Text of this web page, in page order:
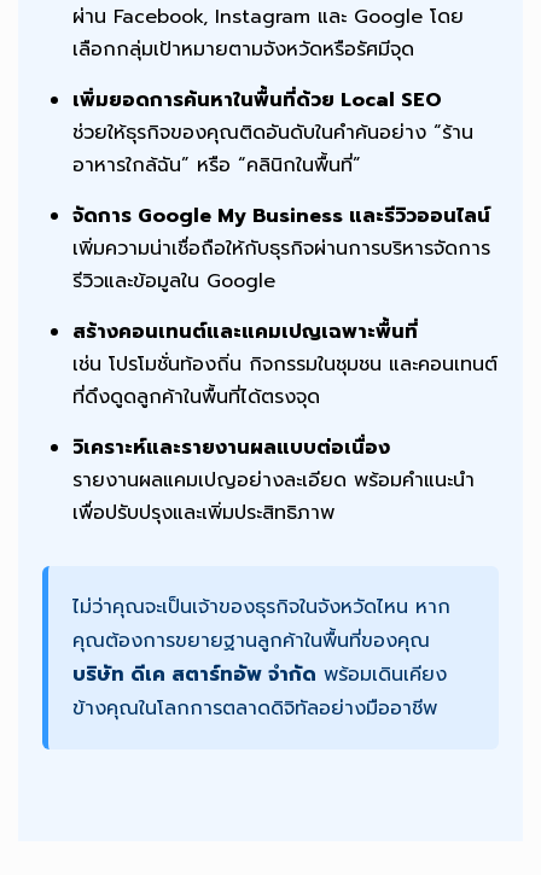
ผ่าน Facebook, Instagram และ Google โดย
เลือกกลุ่มเป้าหมายตามจังหวัดหรือรัศมีจุด
เพิ่มยอดการค้นหาในพื้นที่ด้วย Local SEO
ช่วยให้ธุรกิจของคุณติดอันดับในคำค้นอย่าง “ร้าน
อาหารใกล้ฉัน” หรือ “คลินิกในพื้นที่”
จัดการ Google My Business และรีวิวออนไลน์
เพิ่มความน่าเชื่อถือให้กับธุรกิจผ่านการบริหารจัดการ
รีวิวและข้อมูลใน Google
สร้างคอนเทนต์และแคมเปญเฉพาะพื้นที่
เช่น โปรโมชั่นท้องถิ่น กิจกรรมในชุมชน และคอนเทนต์
ที่ดึงดูดลูกค้าในพื้นที่ได้ตรงจุด
วิเคราะห์และรายงานผลแบบต่อเนื่อง
รายงานผลแคมเปญอย่างละเอียด พร้อมคำแนะนำ
เพื่อปรับปรุงและเพิ่มประสิทธิภาพ
ไม่ว่าคุณจะเป็นเจ้าของธุรกิจในจังหวัดไหน หาก
คุณต้องการขยายฐานลูกค้าในพื้นที่ของคุณ
บริษัท ดีเค สตาร์ทอัพ จำกัด พร้อมเดินเคียง
ข้างคุณในโลกการตลาดดิจิทัลอย่างมืออาชีพ